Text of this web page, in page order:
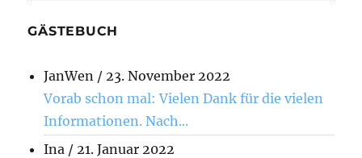
GÄSTEBUCH
JanWen / 23. November 2022
Vorab schon mal: Vielen Dank für die vielen
Informationen. Nach...
Ina / 21. Januar 2022